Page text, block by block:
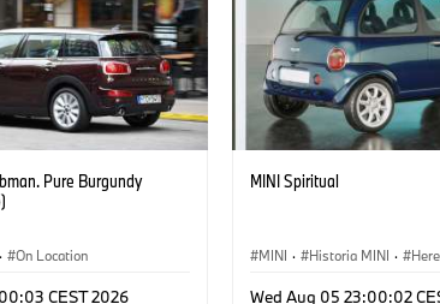
Pure Burgundy
· On Location
CEST 2026
MINI Spiritual
MINI · Historia MINI ·
Wed Aug 05 23:00:02